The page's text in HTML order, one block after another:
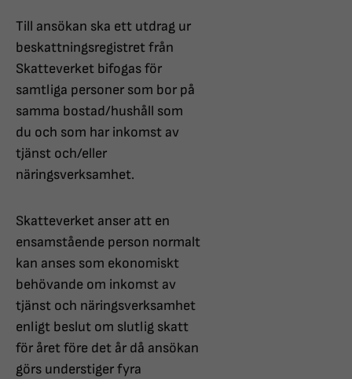
Till ansökan ska ett utdrag ur
beskattningsregistret från
Skatteverket bifogas för
samtliga personer som bor på
samma bostad/hushåll som
du och som har inkomst av
tjänst och/eller
näringsverksamhet.
Skatteverket anser att en
ensamstående person normalt
kan anses som ekonomiskt
behövande om inkomst av
tjänst och näringsverksamhet
enligt beslut om slutlig skatt
för året före det år då ansökan
görs understiger fyra